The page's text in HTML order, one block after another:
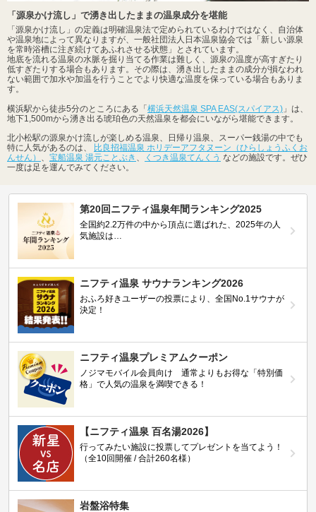
「源泉かけ流し」で湧き出したままの温泉成分を堪能
「源泉かけ流し」の定義は明確温泉法で定められているわけではなく、自治体
や温泉地によって異なりますが、一般社団法人日本温泉協会では「新しい源泉
を常時浴槽に注ぎ続けてあふれさせる状態」とされています。
地底を流れる温泉の水脈を掘り当てる作業は難しく、源泉の温度が高すぎたり
低すぎたりする場合もあります。その際は、湧き出したままの成分が損なわれ
ない範囲で加水や加温を行うことでより快適な温度を保っている場合もありま
す。
横浜駅から徒歩5分のところにある「 横浜天然温泉 SPA EAS(スパイアス) 」は、
地下1,500mから湧き出る琥珀色の天然温泉を都会にいながら堪能できます。
北小松駅の源泉かけ流しが楽しめる温泉、日帰り温泉、スーパー銭湯の中でも
特に人気があるのは、
比良招福温泉 ホリデーアフタヌーン（ひらしょうふくお
んせん） 、 宝船温泉 湯元ことぶき 、 くつき温泉てんくう などの施設です。ぜひ
一度は足を運んでみてください。
第20回ニフティ温泉年間ランキング2025
全国約2.2万件の中から頂点に選ばれた、2025年の人
気施設は…
ニフティ温泉 サウナランキング2026
おふろ好きユーザーの投票により、全国No.1サウナが
決定！
ニフティ温泉プレミアムクーポン
ノジマモバイル会員向け 通常よりもお得な「特別価
格」で人気の温泉を満喫できる！
【ニフティ温泉 百名湯2026】
行ってみたい施設に投票してプレゼントを当てよう！
（全10回開催 / 合計260名様）
岩盤浴特集